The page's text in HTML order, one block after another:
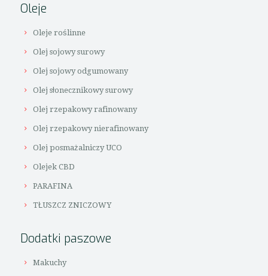
Oleje
Oleje roślinne
Olej sojowy surowy
Olej sojowy odgumowany
Olej słonecznikowy surowy
Olej rzepakowy rafinowany
Olej rzepakowy nierafinowany
Olej posmażalniczy UCO
Olejek CBD
PARAFINA
TŁUSZCZ ZNICZOWY
Dodatki paszowe
Makuchy